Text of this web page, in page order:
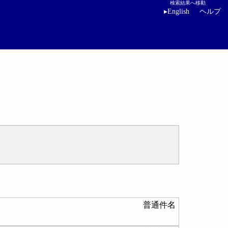
検索結果へ移動
▸English ヘルプ
普通件名